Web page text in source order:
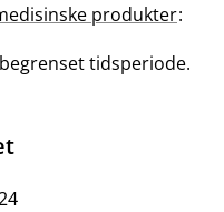
produkter:
tidsperiode.